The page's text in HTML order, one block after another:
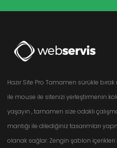
Hazır Site Pro Tamamen sürükle bırak
ile mouse ile sitenizi yerleştirmenin
yaşayın , tamamen size odaklı
mantığı ile dilediğiniz tasarımları
olanak sağlar. Zengin şablon içerikleri